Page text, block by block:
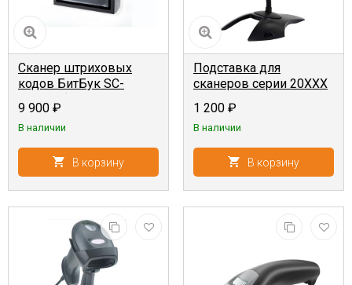
Сканер штриховых
кодов БитБук SC-
стационарный,
проводной, USB-
HID+USB-VCOM}
9 900 ₽
В наличии
В корзину
Подставка для
сканеров серии 20XXX
1 200 ₽
В наличии
В корзину